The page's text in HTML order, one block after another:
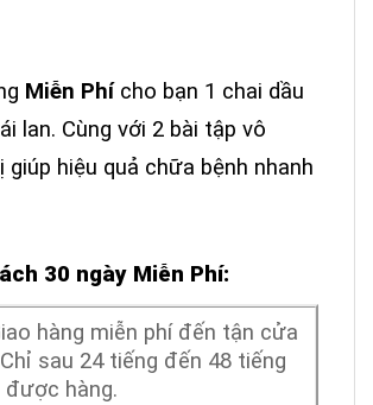
Miễn Phícho bạn 1 chai dầu
lan. Cùng với 2 bài tập vô
giúp hiệu quả chữa bệnh nhanh
30 ngày Miễn Phí:
hàng miễn phí đến tận cửa
sau 24 tiếng đến 48 tiếng
được hàng.